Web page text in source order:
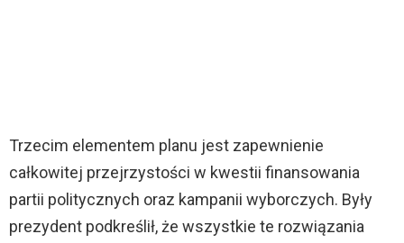
Trzecim elementem planu jest zapewnienie
całkowitej przejrzystości w kwestii finansowania
partii politycznych oraz kampanii wyborczych. Były
prezydent podkreślił, że wszystkie te rozwiązania